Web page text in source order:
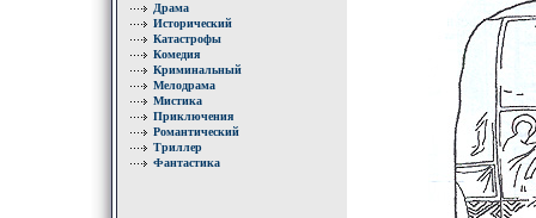
Драма
Исторический
Катастрофы
Комедия
Криминальный
Мелодрама
Мистика
Приключения
Романтический
Триллер
Фантастика